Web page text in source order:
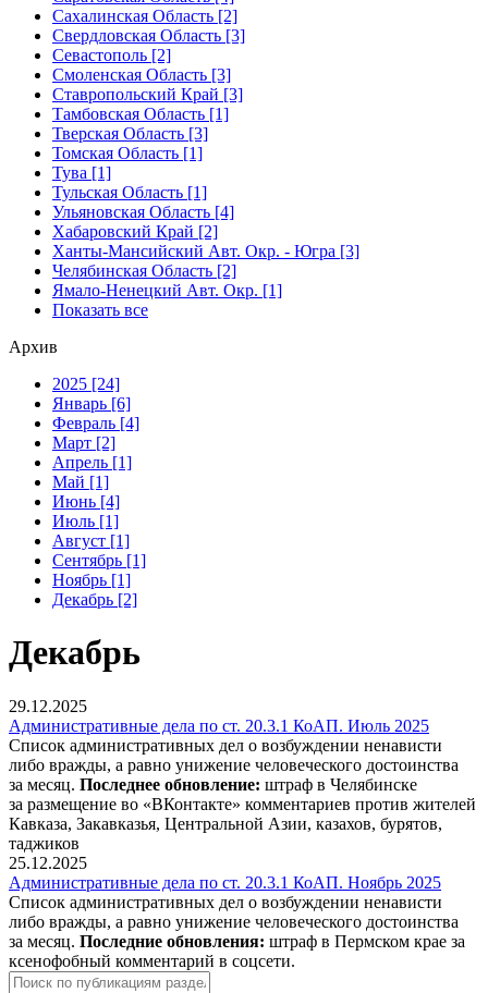
Сахалинская Область [2]
Свердловская Область [3]
Севастополь [2]
Смоленская Область [3]
Ставропольский Край [3]
Тамбовская Область [1]
Тверская Область [3]
Томская Область [1]
Тува [1]
Тульская Область [1]
Ульяновская Область [4]
Хабаровский Край [2]
Ханты-Мансийский Авт. Окр. - Югра [3]
Челябинская Область [2]
Ямало-Ненецкий Авт. Окр. [1]
Показать все
Архив
2025 [24]
Январь [6]
Февраль [4]
Март [2]
Апрель [1]
Май [1]
Июнь [4]
Июль [1]
Август [1]
Сентябрь [1]
Ноябрь [1]
Декабрь [2]
Декабрь
29.12.2025
Административные дела по ст. 20.3.1 КоАП. Июль 2025
Список административных дел о возбуждении ненависти
либо вражды, а равно унижение человеческого достоинства
за месяц. Последнее обновление: штраф в Челябинске
за размещение во «ВКонтакте» комментариев против жителей
Кавказа, Закавказья, Центральной Азии, казахов, бурятов,
таджиков
25.12.2025
Административные дела по ст. 20.3.1 КоАП. Ноябрь 2025
Список административных дел о возбуждении ненависти
либо вражды, а равно унижение человеческого достоинства
за месяц. Последние обновления: штраф в Пермском крае за
ксенофобный комментарий в соцсети.